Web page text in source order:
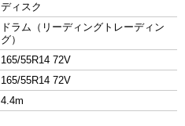
ディスク
ドラム（リーディングトレーディン
グ）
165/55R14 72V
165/55R14 72V
4.4m